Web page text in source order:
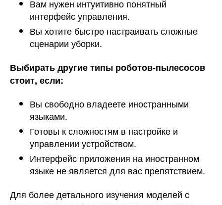
Вам нужен интуитивно понятный
интерфейс управления.
Вы хотите быстро настраивать сложные
сценарии уборки.
Выбирать другие типы роботов-пылесосов
стоит, если:
Вы свободно владеете иностранными
языками.
Готовы к сложностям в настройке и
управлении устройством.
Интерфейс приложения на иностранном
языке не является для вас препятствием.
Для более детального изучения моделей с